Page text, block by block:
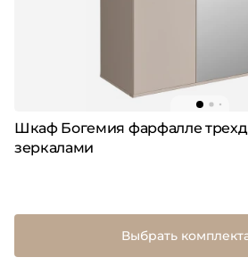
Шкаф Богемия фарфалле
зеркалами
Выбрать